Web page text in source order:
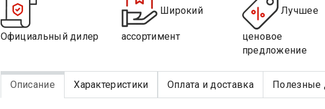
Официальный дилер
Широкий
ассортимент
Лучшее
ценовое
предложение
Описание Характеристики Оплата и доставка Полезные